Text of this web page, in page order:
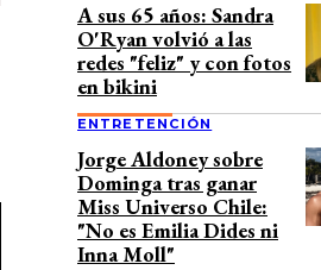
A sus 65 años: Sandra
O'Ryan volvió a las
redes "feliz" y con fotos
en bikini
ENTRETENCIÓN
Jorge Aldoney sobre
Dominga tras ganar
Miss Universo Chile:
"No es Emilia Dides ni
Inna Moll"